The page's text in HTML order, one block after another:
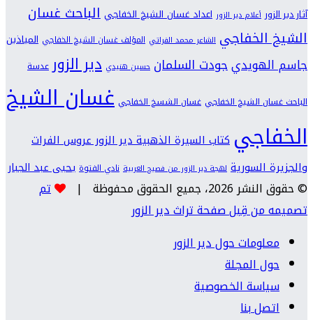
آثار دير الزور أعلام دير الزور اعداد غسان الشيخ الخفاجي الباحث غسان
الشيخ الخفاجي الشاعر محمد الفراتي المؤلف غسان الشيخ الخفاجي المياذين
جاسم الهويديجودت السلمان حسين هنيدي دير الزور عدسة
الباحث غسان الشيخ الخفاجي غسان الشسخ الخفاجي غسان الشيخ
الخفاجي كتاب السيرة الذهبية دير الزور عروس الفرات
والجزيرة السورية لهجة دير الزور من فصيح العربية نادي الفتوة يحيى عبد الجبار
© حقوق النشر 2026، جميع الحقوق محفوظة |
تم
تصميمه من قِبل صفحة تراث دير الزور
معلومات حول دير الزور
حول المجلة
سياسة الخصوصية
اتصل بنا